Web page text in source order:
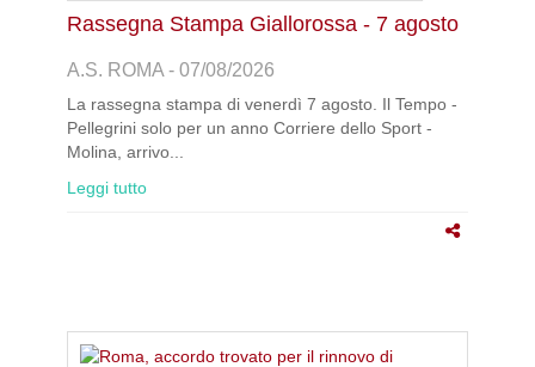
Rassegna Stampa Giallorossa - 7 agosto
A.S. ROMA - 07/08/2026
La rassegna stampa di venerdì 7 agosto. Il Tempo -
Pellegrini solo per un anno Corriere dello Sport -
Molina, arrivo...
Leggi tutto